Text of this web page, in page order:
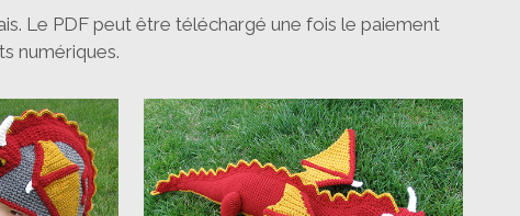
Le PDF peut être téléchargé une fois le paiement
numériques.